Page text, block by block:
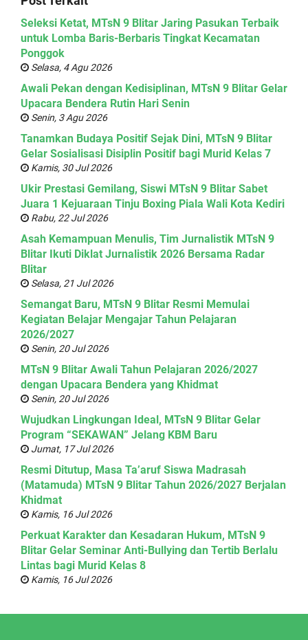
Seleksi Ketat, MTsN 9 Blitar Jaring Pasukan Terbaik
untuk Lomba Baris-Berbaris Tingkat Kecamatan
Ponggok
Selasa, 4 Agu 2026
Awali Pekan dengan Kedisiplinan, MTsN 9 Blitar Gelar
Upacara Bendera Rutin Hari Senin
Senin, 3 Agu 2026
Tanamkan Budaya Positif Sejak Dini, MTsN 9 Blitar
Gelar Sosialisasi Disiplin Positif bagi Murid Kelas 7
Kamis, 30 Jul 2026
Ukir Prestasi Gemilang, Siswi MTsN 9 Blitar Sabet
Juara 1 Kejuaraan Tinju Boxing Piala Wali Kota Kediri
Rabu, 22 Jul 2026
Asah Kemampuan Menulis, Tim Jurnalistik MTsN 9
Blitar Ikuti Diklat Jurnalistik 2026 Bersama Radar
Blitar
Selasa, 21 Jul 2026
Semangat Baru, MTsN 9 Blitar Resmi Memulai
Kegiatan Belajar Mengajar Tahun Pelajaran
2026/2027
Senin, 20 Jul 2026
MTsN 9 Blitar Awali Tahun Pelajaran 2026/2027
dengan Upacara Bendera yang Khidmat
Senin, 20 Jul 2026
Wujudkan Lingkungan Ideal, MTsN 9 Blitar Gelar
Program “SEKAWAN” Jelang KBM Baru
Jumat, 17 Jul 2026
Resmi Ditutup, Masa Ta’aruf Siswa Madrasah
(Matamuda) MTsN 9 Blitar Tahun 2026/2027 Berjalan
Khidmat
Kamis, 16 Jul 2026
Perkuat Karakter dan Kesadaran Hukum, MTsN 9
Blitar Gelar Seminar Anti-Bullying dan Tertib Berlalu
Lintas bagi Murid Kelas 8
Kamis, 16 Jul 2026